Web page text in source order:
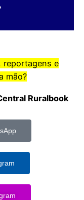
reportagens e
mão?
Ruralbook